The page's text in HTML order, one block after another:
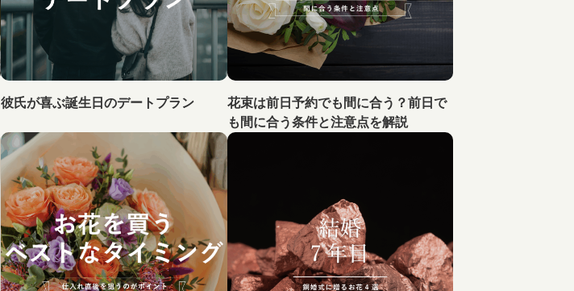
彼氏が喜ぶ誕生日のデートプラン
花束は前日予約でも間に合う？前日で
も間に合う条件と注意点を解説